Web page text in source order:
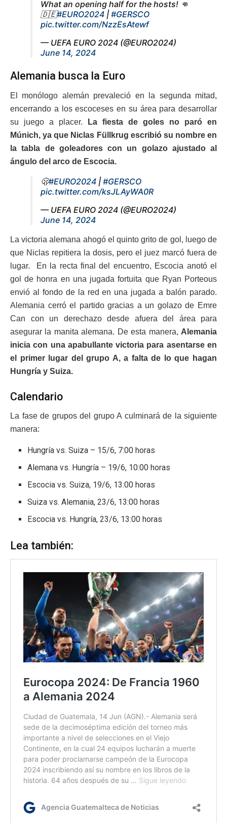
What an opening half for the hosts! 👊
🇩🇪#EURO2024 | #GERSCO
pic.twitter.com/NzzEsAtewf
— UEFA EURO 2024 (@EURO2024)
June 14, 2024
Alemania busca la Euro
El monólogo alemán prevaleció en la segunda mitad,
encerrando a los escoceses en su área para desarrollar
su juego a placer.
La fiesta de goles no paró en
Múnich, ya que Niclas Füllkrug escribió su nombre en
la tabla de goleadores con un golazo ajustado al
ángulo del arco de Escocia.
🫢#EURO2024 | #GERSCO
pic.twitter.com/ksJLAyWA0R
— UEFA EURO 2024 (@EURO2024)
June 14, 2024
La victoria alemana ahogó el quinto grito de gol, luego de
que Niclas repitiera la dosis, pero el juez marcó fuera de
lugar. En la recta final del encuentro, Escocia anotó el
gol de honra en una jugada fortuita que Ryan Porteous
envió al fondo de la red en una jugada a balón parado.
Alemania cerró el partido gracias a un golazo de Emre
Can con un derechazo desde afuera del área para
asegurar la manita alemana. De esta manera, Alemania
inicia con una apabullante victoria para asentarse en
el primer lugar del grupo A, a falta de lo que hagan
Hungría y Suiza.
Calendario
La fase de grupos del grupo A culminará de la siguiente
manera:
Hungría vs. Suiza – 15/6, 7:00 horas
Alemana vs. Hungría – 19/6, 10:00 horas
Escocia vs. Suiza, 19/6, 13:00 horas
Suiza vs. Alemania, 23/6, 13:00 horas
Escocia vs. Hungría, 23/6, 13:00 horas
Lea también: